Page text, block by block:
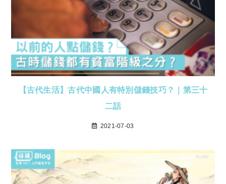
【古代生活】古代中國人有特別儲錢技巧？｜第三十
二話
2021-07-03